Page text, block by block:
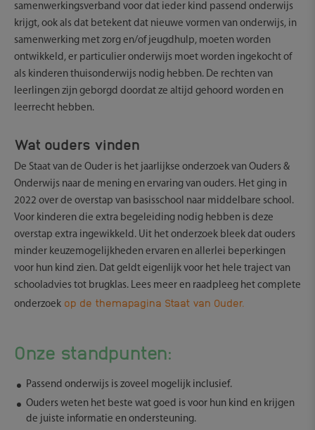
samenwerkingsverband voor dat ieder kind passend onderwijs
krijgt, ook als dat betekent dat nieuwe vormen van onderwijs, in
samenwerking met zorg en/of jeugdhulp, moeten worden
ontwikkeld, er particulier onderwijs moet worden ingekocht of
als kinderen thuisonderwijs nodig hebben. De rechten van
leerlingen zijn geborgd doordat ze altijd gehoord worden en
leerrecht hebben.
Wat ouders vinden
De Staat van de Ouder is het jaarlijkse onderzoek van Ouders &
Onderwijs naar de mening en ervaring van ouders. Het ging in
2022 over de overstap van basisschool naar middelbare school.
Voor kinderen die extra begeleiding nodig hebben is deze
overstap extra ingewikkeld. Uit het onderzoek bleek dat ouders
minder keuzemogelijkheden ervaren en allerlei beperkingen
voor hun kind zien. Dat geldt eigenlijk voor het hele traject van
schooladvies tot brugklas. Lees meer en raadpleeg het complete
onderzoek op de themapagina Staat van Ouder.
Onze standpunten:
Passend onderwijs is zoveel mogelijk inclusief.
Ouders weten het beste wat goed is voor hun kind en krijgen
de juiste informatie en ondersteuning.